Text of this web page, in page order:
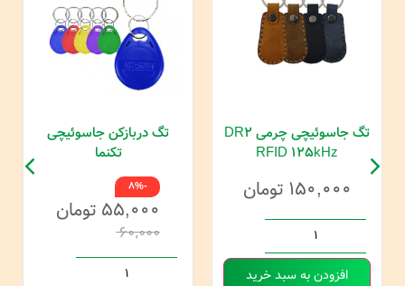
تگ جاسوئیچی چرمی DR2
RFID 125kHz
۱۵۰,۰۰۰ تومان
افزودن به سبد خرید
تگ دربازکن جاسوئیچی
تکنما
۶۰,۰۰۰
۵۵,۰۰۰ تومان
-8%